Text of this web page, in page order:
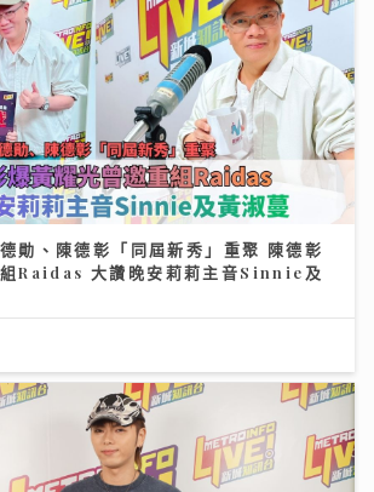
勛、陳德彰「同屆新秀」重聚 陳德彰
Raidas 大讚晚安莉莉主音Sinnie及